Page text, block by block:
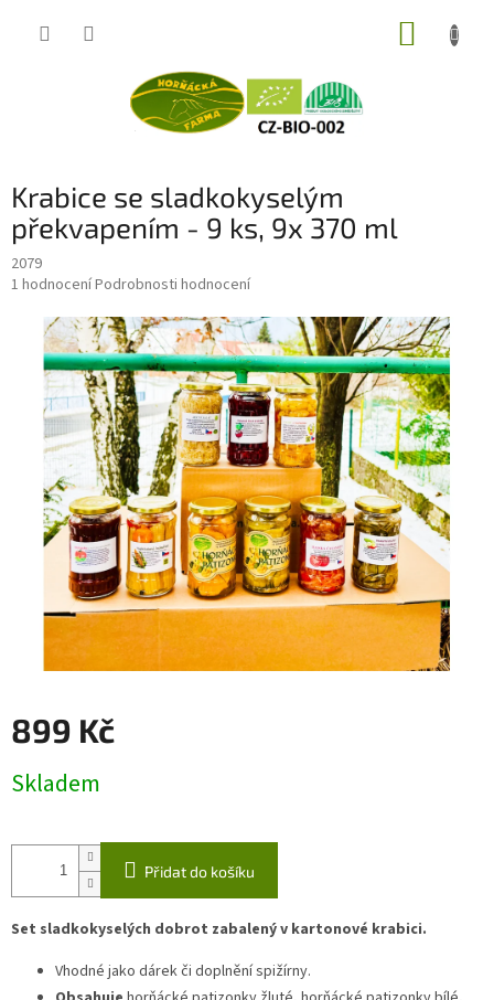
Krabice se sladkokyselým
překvapením - 9 ks, 9x 370 ml
2079
Průměrné
produktu
hvězdiček.
1 hodnoceníPodrobnosti hodnocení
899 Kč
cena:
Skladem
Přidat do košíku
Set sladkokyselých dobrot zabalený v kartonové krabici.
Vhodné jako dárek či doplnění spižírny.